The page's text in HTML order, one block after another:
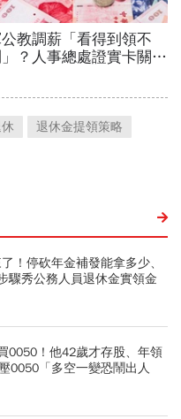
退休金提領策略
！停砍年金補發能拿多少、
驟秀公務人員退休金實領金
0050！他42歲才存股、年領
0050「多空一變恐鬧出人